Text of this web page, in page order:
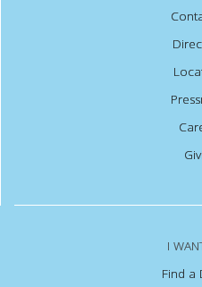
I
Find a